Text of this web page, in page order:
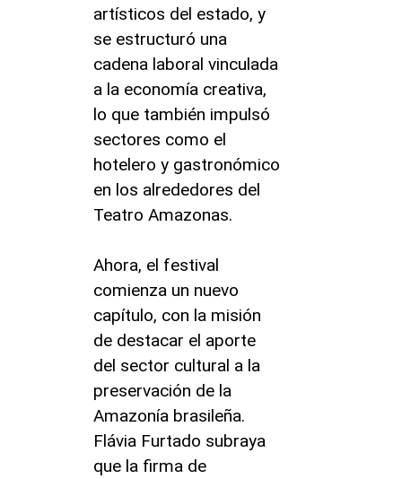
artísticos del estado, y
se estructuró una
cadena laboral vinculada
a la economía creativa,
lo que también impulsó
sectores como el
hotelero y gastronómico
en los alrededores del
Teatro Amazonas.
Ahora, el festival
comienza un nuevo
capítulo, con la misión
de destacar el aporte
del sector cultural a la
preservación de la
Amazonía brasileña.
Flávia Furtado subraya
que la firma de